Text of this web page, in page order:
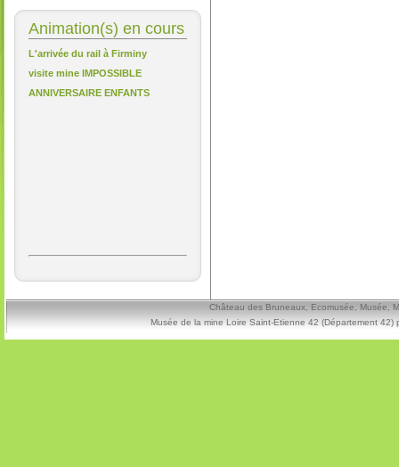
Animation(s) en cours
L'arrivée du rail à Firminy
visite mine IMPOSSIBLE
ANNIVERSAIRE ENFANTS
Château des Bruneaux, Ecomusée, Musée,
Musée de la mine Loire Saint-Etienne 42 (Département